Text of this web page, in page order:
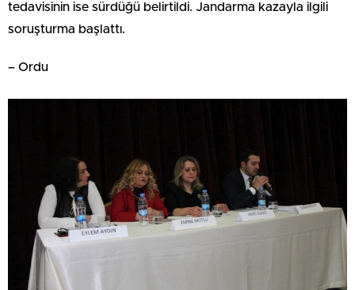
tedavisinin ise sürdüğü belirtildi. Jandarma kazayla ilgili
soruşturma başlattı.
– Ordu